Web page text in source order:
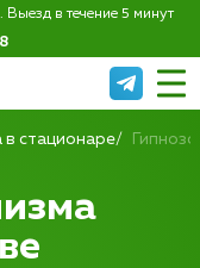
Выезд в течение 5 минут
в стационаре